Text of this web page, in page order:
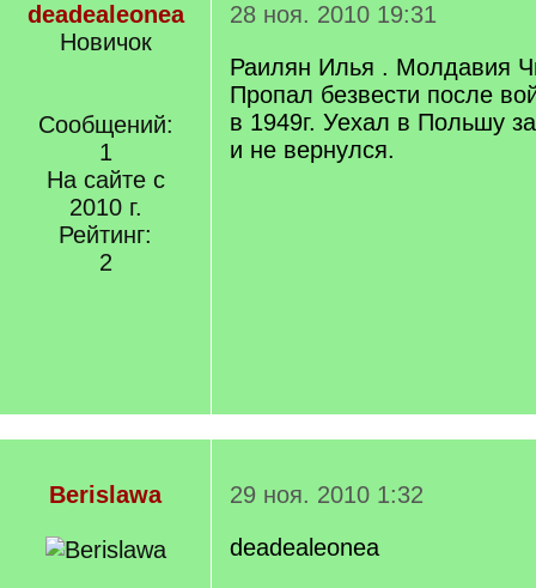
deadealeonea
Новичок
Сообщений:
1
На сайте с
2010 г.
Рейтинг:
2
28 ноя. 2010 19:31
Раилян Илья . Молдавия
Пропал безвести после
в 1949г. Уехал в Польшу
и не вернулся.
Berislawa
29 ноя. 2010 1:32
deadealeonea